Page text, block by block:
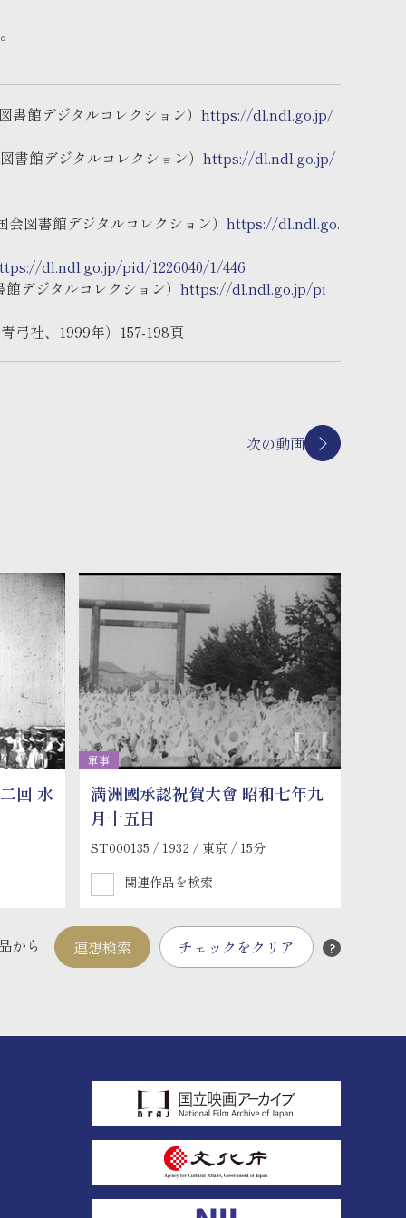
館デジタルコレクション） https://dl.ndl.go.jp/
書館デジタルコレクション） https://dl.ndl.go.jp/
図書館デジタルコレクション） https://dl.ndl.go.
dl.ndl.go.jp/pid/1226040/1/446
デジタルコレクション） https://dl.ndl.go.jp/pi
弓社、1999年）157-198頁
次の動画
回 水
軍事
満洲國承認祝賀大會 昭和七年九
月十五日
ST000135 / 1932 / 東京 / 15分
関連作品を検索
から 連想検索 チェックをクリア ?